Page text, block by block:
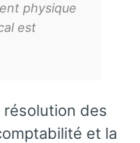
physique
est
résolution des
et la